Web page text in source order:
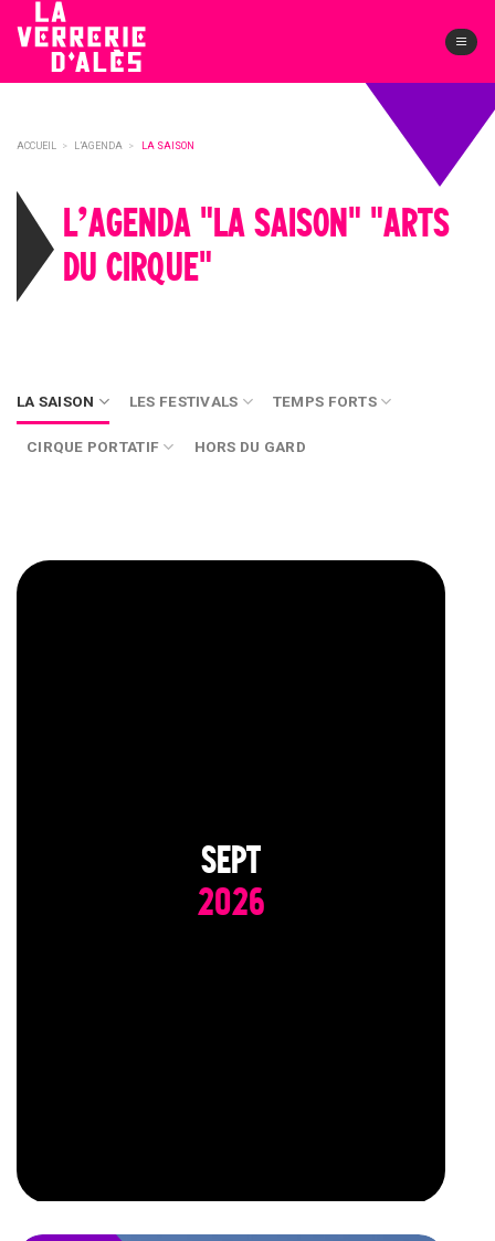
content
ACCUEIL > L’AGENDA > LA SAISON
L’AGENDA "LA SAISON" "ARTS
DU CIRQUE"
LA SAISON LES FESTIVALS TEMPS FORTS
CIRQUE PORTATIF HORS DU GARD
SEPT
2026